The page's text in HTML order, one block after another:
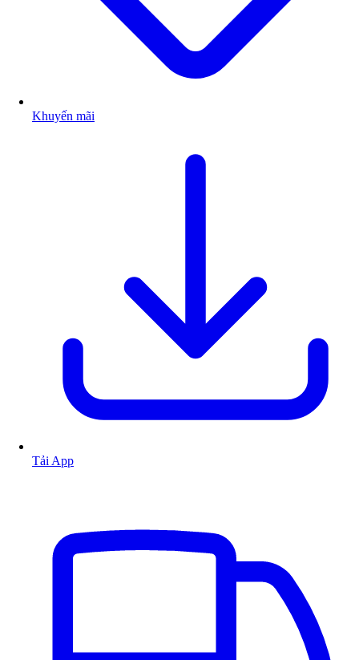
Khuyến mãi
Tải App